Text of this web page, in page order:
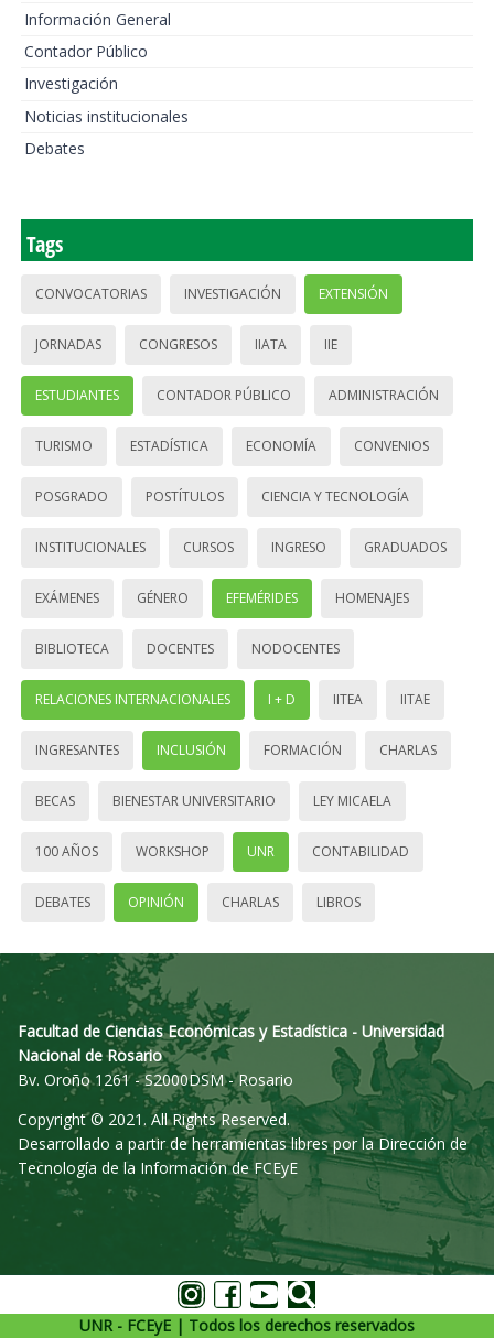
Información General
Contador Público
Investigación
Noticias institucionales
Debates
Tags
CONVOCATORIAS INVESTIGACIÓN EXTENSIÓN
JORNADAS CONGRESOS IIATA IIE
ESTUDIANTES CONTADOR PÚBLICO ADMINISTRACIÓN
TURISMO ESTADÍSTICA ECONOMÍA CONVENIOS
POSGRADO POSTÍTULOS CIENCIA Y TECNOLOGÍA
INSTITUCIONALES CURSOS INGRESO GRADUADOS
EXÁMENES GÉNERO EFEMÉRIDES HOMENAJES
BIBLIOTECA DOCENTES NODOCENTES
RELACIONES INTERNACIONALES I + D IITEA IITAE
INGRESANTES INCLUSIÓN FORMACIÓN CHARLAS
BECAS BIENESTAR UNIVERSITARIO LEY MICAELA
100 AÑOS WORKSHOP UNR CONTABILIDAD
DEBATES OPINIÓN CHARLAS LIBROS
Facultad de Ciencias Económicas y Estadística - Universidad
Nacional de Rosario
Bv. Oroño 1261 - S2000DSM - Rosario
Copyright © 2021. All Rights Reserved.
Desarrollado a partir de herramientas libres por la Dirección de
Tecnología de la Información de FCEyE
UNR - FCEyE | Todos los derechos reservados